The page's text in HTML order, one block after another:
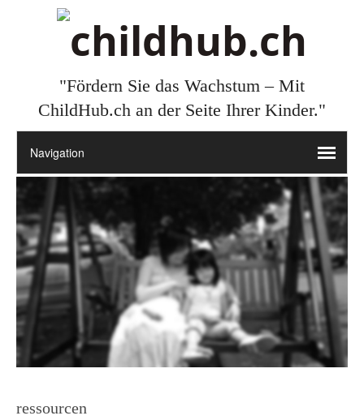
"Fördern Sie das Wachstum – Mit
ChildHub.ch an der Seite Ihrer Kinder."
ressourcen